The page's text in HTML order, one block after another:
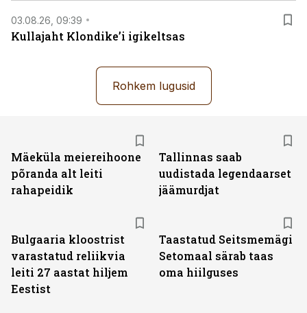
03.08.26, 09:39
Kullajaht Klondike’i igikeltsas
Rohkem lugusid
Mäeküla meiereihoone
põranda alt leiti
rahapeidik
Tallinnas saab
uudistada legendaarset
jäämurdjat
Bulgaaria kloostrist
varastatud reliikvia
leiti 27 aastat hiljem
Eestist
Taastatud Seitsmemägi
Setomaal särab taas
oma hiilguses